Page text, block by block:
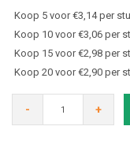
Koop 5 voor €3,14 per
Koop 10 voor €3,06 per
Koop 15 voor €2,98 per
Koop 20 voor €2,90 per
- +